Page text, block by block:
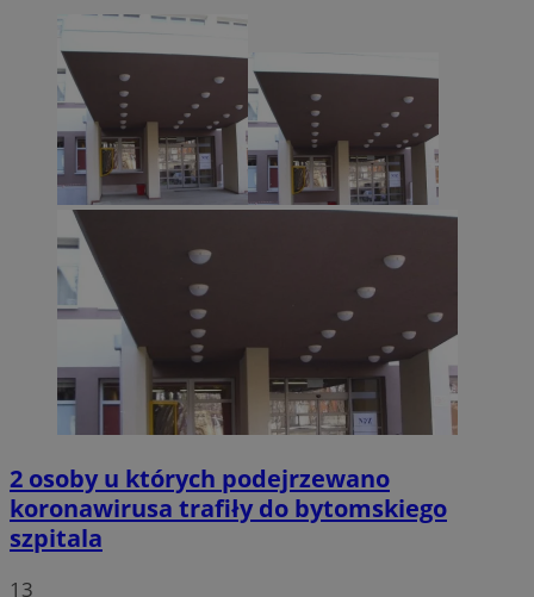
2 osoby u których podejrzewano
koronawirusa trafiły do bytomskiego
szpitala
13